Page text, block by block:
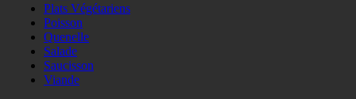
Plats Végétariens
Poisson
Quenelle
Salade
Saucisson
Viande